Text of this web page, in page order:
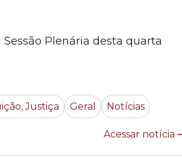
Plenária desta quarta
Justiça Geral Notícias
Acessar notícia